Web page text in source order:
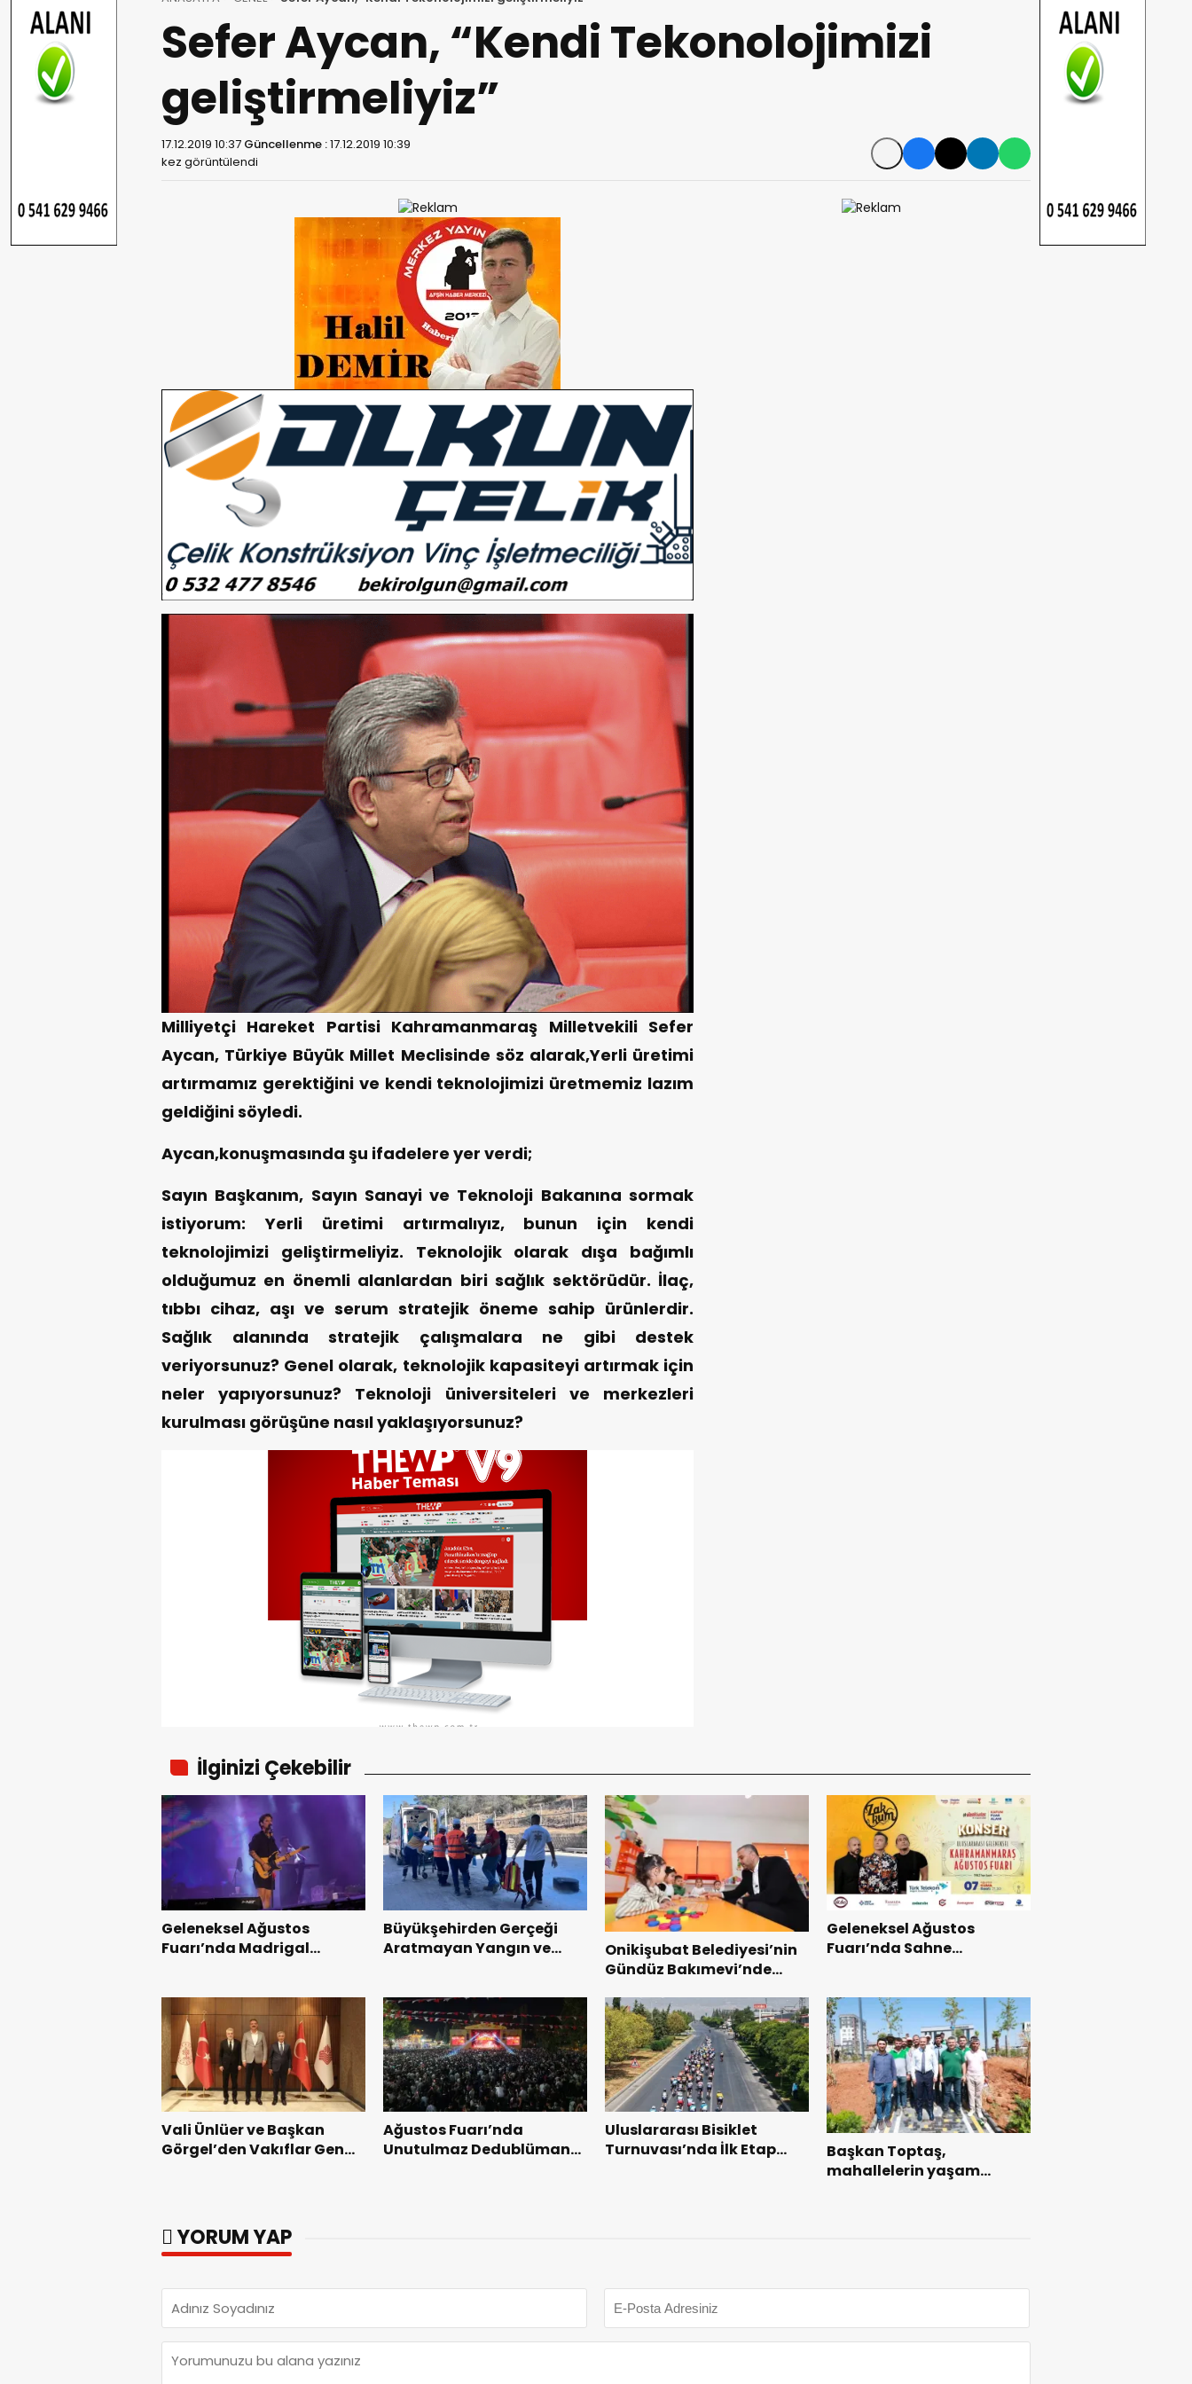
Sefer Aycan, “Kendi Tekonolojimizi
geliştirmeliyiz”
17.12.2019 10:37 Güncellenme :17.12.2019 10:39
kez görüntülendi
Milliyetçi Hareket Partisi Kahramanmaraş Milletvekili Sefer
Aycan, Türkiye Büyük Millet Meclisinde söz alarak,Yerli üretimi
artırmamız gerektiğini ve kendi teknolojimizi üretmemiz lazım
geldiğini söyledi.
Aycan,konuşmasında şu ifadelere yer verdi;
Sayın Başkanım, Sayın Sanayi ve Teknoloji Bakanına sormak
istiyorum: Yerli üretimi artırmalıyız, bunun için kendi
teknolojimizi geliştirmeliyiz. Teknolojik olarak dışa bağımlı
olduğumuz en önemli alanlardan biri sağlık sektörüdür. İlaç,
tıbbı cihaz, aşı ve serum stratejik öneme sahip ürünlerdir.
Sağlık alanında stratejik çalışmalara ne gibi destek
veriyorsunuz? Genel olarak, teknolojik kapasiteyi artırmak için
neler yapıyorsunuz? Teknoloji üniversiteleri ve merkezleri
kurulması görüşüne nasıl yaklaşıyorsunuz?
İlginizi Çekebilir
Geleneksel Ağustos
Fuarı’nda Madrigal
Büyükşehirden Gerçeği
Aratmayan Yangın ve
Onikişubat Belediyesi’nin
Gündüz Bakımevi’nde
başladı.
Geleneksel Ağustos
Fuarı’nda Sahne
Vali Ünlüer ve Başkan
Görgel’den Vakıflar Genel
Ağustos Fuarı’nda
Unutulmaz Dedublüman
Uluslararası Bisiklet
Turnuvası’nda İlk Etap
Başkan Toptaş,
mahallelerin yaşam
YORUM YAP